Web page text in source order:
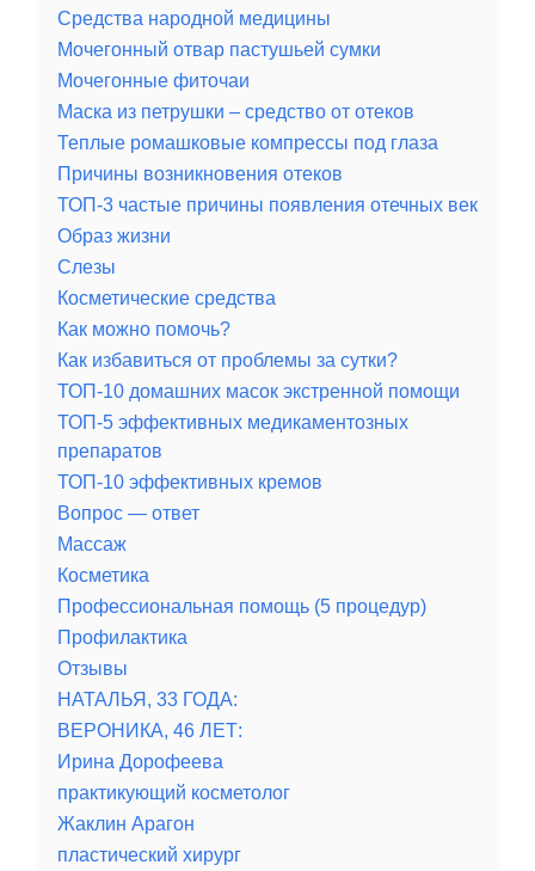
Средства народной медицины
Мочегонный отвар пастушьей сумки
Мочегонные фиточаи
Маска из петрушки – средство от отеков
Теплые ромашковые компрессы под глаза
Причины возникновения отеков
ТОП-3 частые причины появления отечных век
Образ жизни
Слезы
Косметические средства
Как можно помочь?
Как избавиться от проблемы за сутки?
ТОП-10 домашних масок экстренной помощи
ТОП-5 эффективных медикаментозных
препаратов
ТОП-10 эффективных кремов
Вопрос — ответ
Массаж
Косметика
Профессиональная помощь (5 процедур)
Профилактика
Отзывы
НАТАЛЬЯ, 33 ГОДА:
ВЕРОНИКА, 46 ЛЕТ:
Ирина Дорофеева
практикующий косметолог
Жаклин Арагон
пластический хирург